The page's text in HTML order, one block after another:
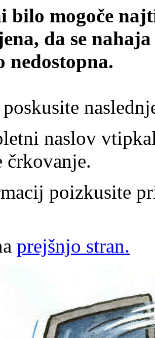
bilo mogoče
da se
nedostopna.
naslov
črkovanje.
poizkusite
prejšnjo stran.